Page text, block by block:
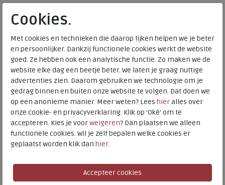
Hulp nodig? bel:
Voor 14:00 uur besteld = dezelfde werkdag verzonden*
Altijd retourneren, binnen 1 werkdag terugbetaald
Alternatieve kleuren
FitFlop
Cookies.
Met cookies en technieken die daarop lijken helpen we je beter
en persoonlijker. Dankzij functionele cookies werkt de website
goed. Ze hebben ook een analytische functie. Zo maken we de
website elke dag een beetje beter. We laten je graag nuttige
advertenties zien. Daarom gebruiken we technologie om je
gedrag binnen en buiten onze website te volgen. Dat doen we
op een anonieme manier. Meer weten? Lees hieralles over
onze cookie- en privacyverklaring. Klik op 'Oké' om te
accepteren. Kies je voorweigeren? Dan plaatsen we alleen
functionele cookies. Wil je zelf bepalen welke cookies er
geplaatst worden klik dan hier.